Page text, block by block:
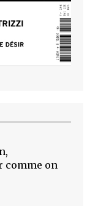
comme on